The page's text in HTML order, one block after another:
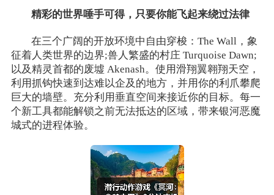
精彩的世界唾手可得，只要你能飞起来绕过法律
在三个广阔的开放环境中自由穿梭：The Wall，象
征着人类世界的边界;兽人繁盛的村庄 Turquoise Dawn;
以及精灵首都的废墟 Akenash。使用滑翔翼翱翔天空，
利用抓钩快速到达难以企及的地方，并用你的利爪攀爬
巨大的墙壁。充分利用垂直空间来接近你的目标。每一
个新工具都能解锁之前无法抵达的区域，带来银河恶魔
城式的进程体验。